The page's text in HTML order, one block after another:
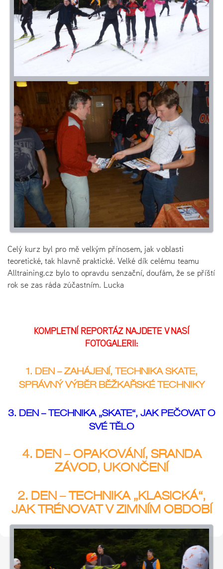
Celý kurz byl pro mě velkým přínosem, jak v oblasti
teoretické, tak hlavně praktické. Velké dík celému teamu
Alltraining.cz bylo to opravdu senzační, doufám, že se příští
rok se zas ráda zúčastním. Lucka
KOMPLETNÍ REPORTÁŽ NAJDETE V NAŠÍ
FOTOGALERII:
1. DEN – ZAHÁJENÍ, TECHNIKA SKATE,
SPRÁVNÝ VÝBĚR BĚŽKAŘSKÉ TECHNIKY
3. DEN – TECHNIKA „SKATE“, JAK PEČOVAT O
SVÉ TĚLO
4. DEN – OPAKOVÁNÍ, SRANDA
ZÁVOD, UKONČENÍ
2. DEN – TECHNIKA „KLASICKÁ“,
JAK TRÉNOVAT V ZIMNÍM OBDOBÍ